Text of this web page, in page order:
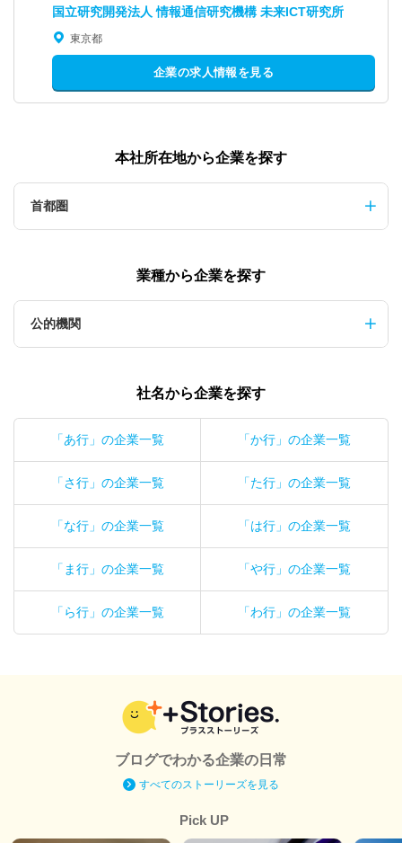
国立研究開発法人 情報通信研究機構 未来ICT研究所
東京都
企業の求人情報を見る
本社所在地から企業を探す
首都圏
業種から企業を探す
公的機関
社名から企業を探す
「あ行」の企業一覧 「か行」の企業一覧
「さ行」の企業一覧 「た行」の企業一覧
「な行」の企業一覧 「は行」の企業一覧
「ま行」の企業一覧 「や行」の企業一覧
「ら行」の企業一覧 「わ行」の企業一覧
ブログでわかる企業の日常
すべてのストーリーズを見る
Pick UP